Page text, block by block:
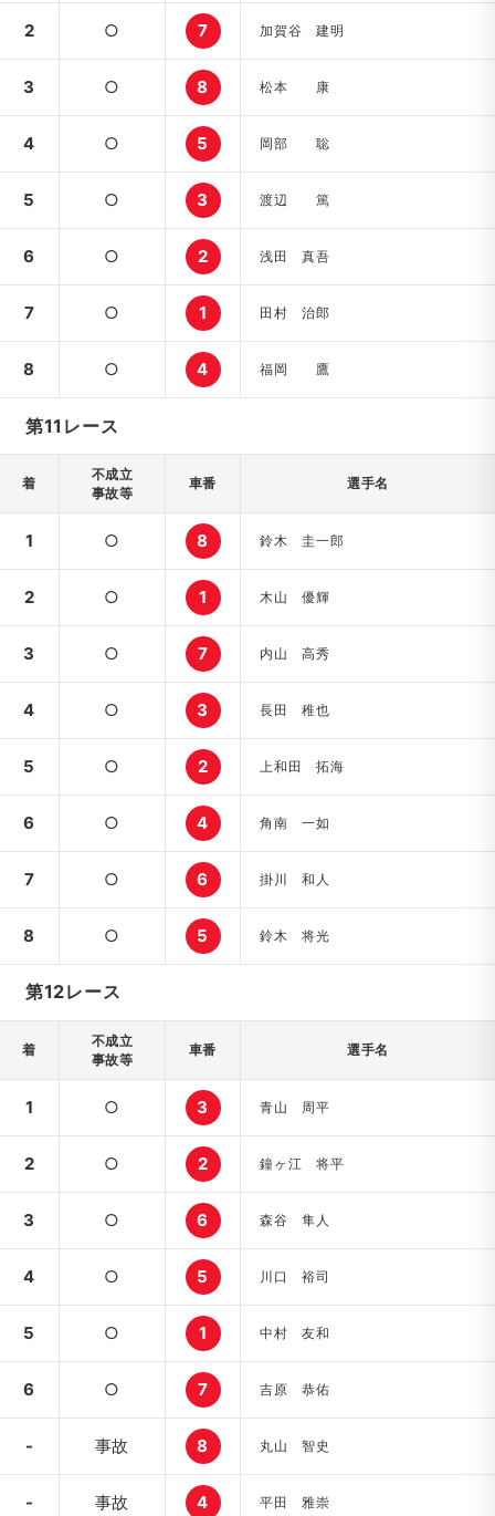
2 ○ 7 加賀谷 建明
3 ○ 8 松本 康
4 ○ 5 岡部 聡
5 ○ 3 渡辺 篤
6 ○ 2 浅田 真吾
7 ○ 1 田村 治郎
8 ○ 4 福岡 鷹
第11レース
着
不成立
事故等
車番 選手名
1 ○ 8 鈴木 圭一郎
2 ○ 1 木山 優輝
3 ○ 7 内山 高秀
4 ○ 3 長田 稚也
5 ○ 2 上和田 拓海
6 ○ 4 角南 一如
7 ○ 6 掛川 和人
8 ○ 5 鈴木 将光
第12レース
着
不成立
事故等
車番 選手名
1 ○ 3 青山 周平
2 ○ 2 鐘ヶ江 将平
3 ○ 6 森谷 隼人
4 ○ 5 川口 裕司
5 ○ 1 中村 友和
6 ○ 7 吉原 恭佑
- 事故 8 丸山 智史
- 事故 4 平田 雅崇